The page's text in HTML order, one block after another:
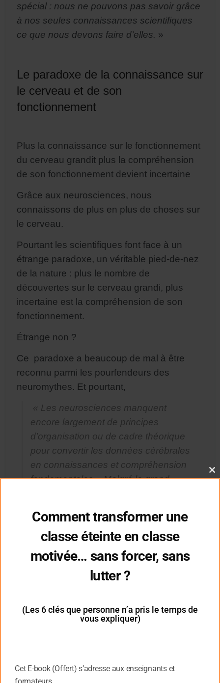
spécial : nous ne pouvons pas savoir grâce
à nos seules connaissances scientifiques
ce que nous devons faire d’elles. »
Le paradoxe de la connaissance sur
le cerveau et de son
fonctionnement
Plus la connaissance sur le fonctionnement
du cerveau grandit plus la compréhension
de son fonctionnement devient incertaine
Grâce aux neurosciences, nous
connaissons de plus en plus de choses sur
le cerveau.
Pourtant les scientifiques font face à un
étrange paradoxe, un véritable pied-de-nez
de la nature : plus le nombre de
découvertes sur le cerveau grandi, plus
incertaine est la compréhension de son
fonctionnement.
Étrange non ?
Ce paradoxe a beaucoup de mal à être
reconnu parmi les pourfendeurs des
neuromythes. Et pourtant,
« Les neurosciences manquent
encore largement de principes
d’organisation ou de cadre théorique
pour convertir les données cérébrales
en connaissances et compréhension
fondamentales.» Malgré le grand
se rapprocher d’une impasse.» [10].
Olaf Sporns
Professeur en psychologie et en
sciences du cerveau à l’Université de
neurophysiologiques étaient
relativement rares, alors que la
Comment transformer une
classe éteinte en classe
motivée… sans forcer, sans
lutter ?
(Les 6 clés que personne n’a pris le temps de
vous expliquer)
Cet E-book (Offert) s’adresse aux enseignants et
formateurs.